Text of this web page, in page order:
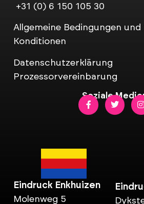
+31 (0) 6 150 105 30
Allgemeine Bedingungen und
Konditionen
Datenschutzerklärung
Prozessorvereinbarung
Soziale
Eindruck Enkhuizen
Molenweg 5